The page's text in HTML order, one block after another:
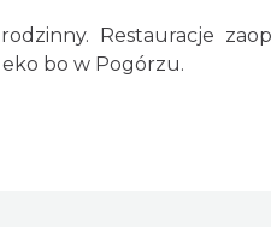
Restauracje
bo w Pogórzu.